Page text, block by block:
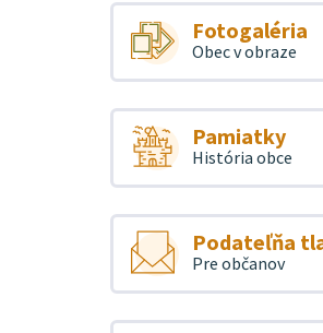
Fotogaléria
Obec v obraze
Pamiatky
História obce
Podateľňa
Pre občanov